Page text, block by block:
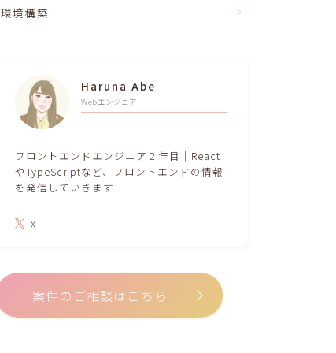
環境構築
Haruna Abe
Webエンジニア
フロントエンドエンジニア２年目｜React
やTypeScriptなど、フロントエンドの情報
を発信していきます
X
案件のご相談はこちら